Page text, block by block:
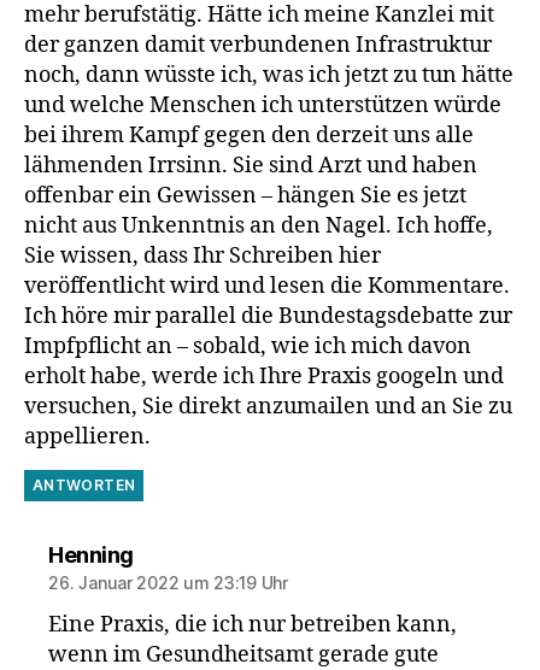
mehr berufstätig. Hätte ich meine Kanzlei mit
der ganzen damit verbundenen Infrastruktur
noch, dann wüsste ich, was ich jetzt zu tun hätte
und welche Menschen ich unterstützen würde
bei ihrem Kampf gegen den derzeit uns alle
lähmenden Irrsinn. Sie sind Arzt und haben
offenbar ein Gewissen – hängen Sie es jetzt
nicht aus Unkenntnis an den Nagel. Ich hoffe,
Sie wissen, dass Ihr Schreiben hier
veröffentlicht wird und lesen die Kommentare.
Ich höre mir parallel die Bundestagsdebatte zur
Impfpflicht an – sobald, wie ich mich davon
erholt habe, werde ich Ihre Praxis googeln und
versuchen, Sie direkt anzumailen und an Sie zu
appellieren.
ANTWORTEN
Henningsagt:
26. Januar 2022 um 23:19 Uhr
Eine Praxis, die ich nur betreiben kann,
wenn im Gesundheitsamt gerade gute